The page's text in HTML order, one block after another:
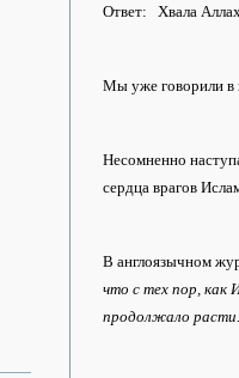
Ответ: Хвала
Мы уже говорили в
Несомненно
сердца врагов
В англоязычном
что с тех пор, как
продолжало расти.